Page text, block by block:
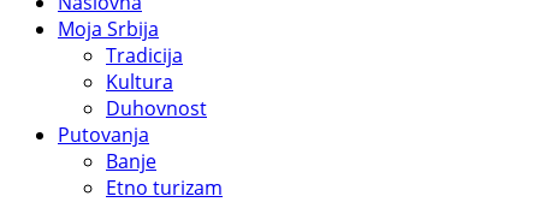
Moja Srbija
Tradicija
Kultura
Duhovnost
Putovanja
Banje
Etno turizam